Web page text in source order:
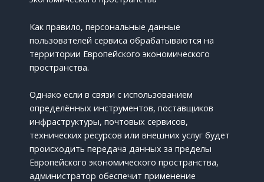
Как правило, персональные данные
пользователей сервиса обрабатываются на
территории Европейского экономического
пространства.
Однако если в связи с использованием
определённых инструментов, поставщиков
инфраструктуры, почтовых сервисов,
технических ресурсов или внешних услуг будет
происходить передача данных за пределы
Европейского экономического пространства,
администратор обеспечит применение